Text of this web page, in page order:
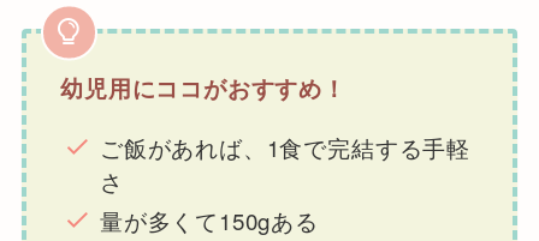
幼児用にココがおすすめ！
ご飯があれば、1食で完結する手軽
さ
量が多くて150gある